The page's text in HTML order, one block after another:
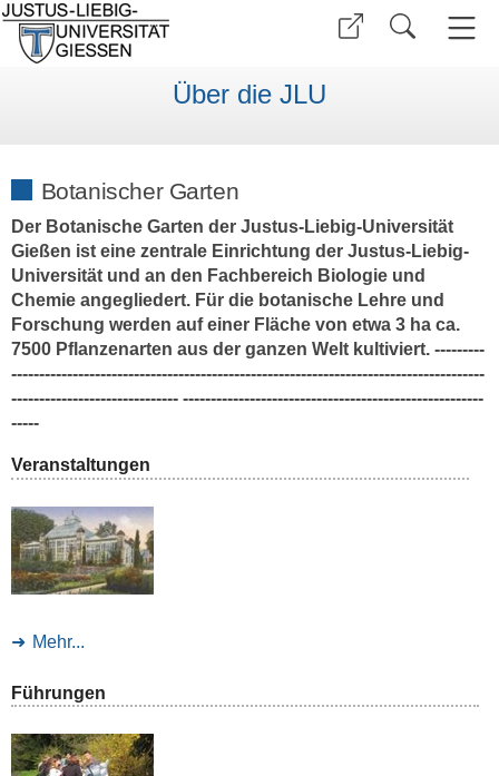
Über die JLU
Botanischer Garten
Der Botanische Garten der Justus-Liebig-Universität
Gießen ist eine zentrale Einrichtung der Justus-Liebig-
Universität und an den Fachbereich Biologie und
Chemie angegliedert. Für die botanische Lehre und
Forschung werden auf einer Fläche von etwa 3 ha ca.
7500 Pflanzenarten aus der ganzen Welt kultiviert. ---------
-------------------------------------------------------------------------------------
------------------------------ ------------------------------------------------------
-----
Veranstaltungen
Mehr...
Führungen